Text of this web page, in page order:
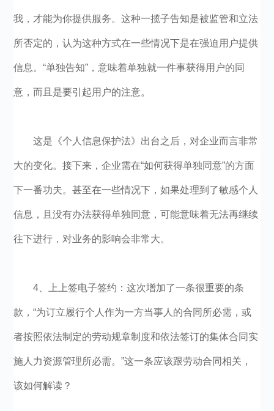
我，才能为你提供服务。这种一揽子告知是被监管和立法
所否定的，认为这种方式在一些情况下是在强迫用户提供
信息。“单独告知”，意味着单独就一件事获得用户的同
意，而且是要引起用户的注意。
这是《个人信息保护法》出台之后，对企业而言非常
大的变化。接下来，企业需在“如何获得单独同意”的方面
下一番功夫。甚至在一些情况下，如果处理到了敏感个人
信息，且没有办法获得单独同意，可能意味着无法再继续
往下进行，对业务的影响会非常大。
4、上上签电子签约：这次增加了一条很重要的条
款，“为订立履行个人作为一方当事人的合同所必需，或
者按照依法制定的劳动规章制度和依法签订的集体合同实
施人力资源管理所必需。”这一条应该跟劳动合同相关，
该如何解读？